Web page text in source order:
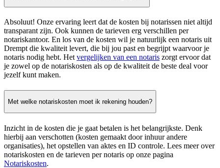
Absoluut! Onze ervaring leert dat de kosten bij notarissen niet altijd
transparant zijn. Ook kunnen de tarieven erg verschillen per
notariskantoor. En los van de kosten wil je natuurlijk een notaris uit
Drempt die kwaliteit levert, die bij jou past en begrijpt waarvoor je
notaris nodig hebt. Hetvergelijken van een notaris zorgt ervoor dat
je zowel op de notariskosten als op de kwaliteit de beste deal voor
jezelf kunt maken.
Met welke notariskosten moet ik rekening houden?
Inzicht in de kosten die je gaat betalen is het belangrijkste. Denk
hierbij aan verschotten (kosten gemaakt door inhuur andere
organisaties), het opstellen van aktes en ID controle. Lees meer over
notariskosten en de tarieven per notaris op onze pagina
Notariskosten.